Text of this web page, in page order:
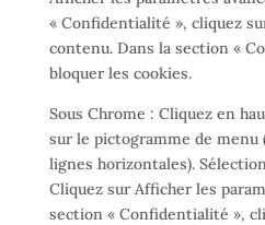
« Confidentialité », cliquez
contenu. Dans la section «
bloquer les cookies.
Sous Chrome : Cliquez en
sur le pictogramme de menu
lignes horizontales).
Cliquez sur Afficher les
section « Confidentialité »,